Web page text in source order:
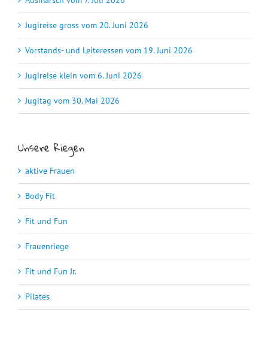
Jugireise gross vom 20. Juni 2026
Vorstands- und Leiteressen vom 19. Juni 2026
Jugireise klein vom 6. Juni 2026
Jugitag vom 30. Mai 2026
Unsere Riegen
aktive Frauen
Body Fit
Fit und Fun
Frauenriege
Fit und Fun Jr.
Pilates